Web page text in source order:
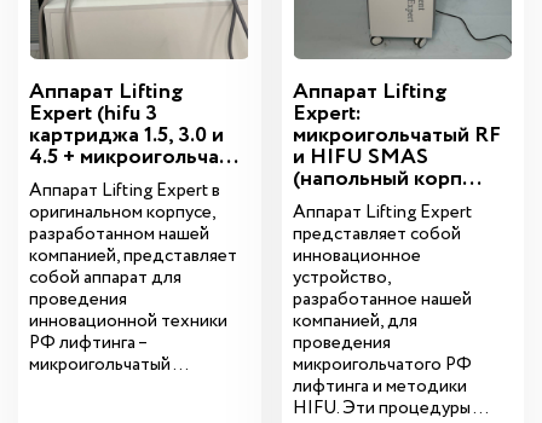
Аппарат Lifting
Expert (hifu 3
картриджа 1.5, 3.0 и
4.5 + микроигольча...
Аппарат Lifting Expert в
оригинальном корпусе,
разработанном нашей
компанией, представляет
собой аппарат для
проведения
инновационной техники
РФ лифтинга –
микроигольчатый ...
Аппарат Lifting
Expert:
микроигольчатый RF
и HIFU SMAS
(напольный корп...
Аппарат Lifting Expert
представляет собой
инновационное
устройство,
разработанное нашей
компанией, для
проведения
микроигольчатого РФ
лифтинга и методики
HIFU. Эти процедуры ...